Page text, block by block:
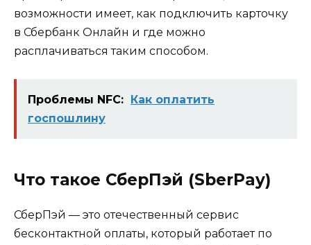
возможности имеет, как подключить карточку
в Сбербанк Онлайн и где можно
расплачиваться таким способом.
Проблемы NFC:
Как оплатить
госпошлину
Что такое СберПэй (SberPay)
СберПэй — это отечественный сервис
бесконтактной оплаты, который работает по